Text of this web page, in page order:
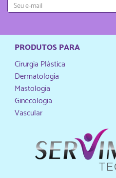
PRODUTOS PARA
Cirurgia Plástica
Dermatologia
Mastologia
Ginecologia
Vascular